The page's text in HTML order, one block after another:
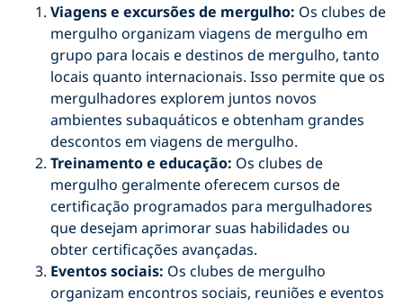
Viagens e excursões de mergulho: Os clubes de
mergulho organizam viagens de mergulho em
grupo para locais e destinos de mergulho, tanto
locais quanto internacionais. Isso permite que os
mergulhadores explorem juntos novos
ambientes subaquáticos e obtenham grandes
descontos em viagens de mergulho.
Treinamento e educação: Os clubes de
mergulho geralmente oferecem cursos de
certificação programados para mergulhadores
que desejam aprimorar suas habilidades ou
obter certificações avançadas.
Eventos sociais: Os clubes de mergulho
organizam encontros sociais, reuniões e eventos